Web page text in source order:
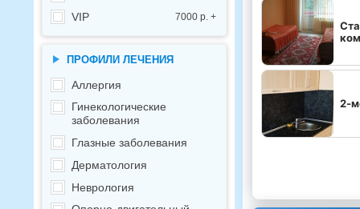
VIP 7000 р. +
ПРОФИЛИ ЛЕЧЕНИЯ
Аллергия
Гинекологические
заболевания
Глазные заболевания
Дерматология
Неврология
2-